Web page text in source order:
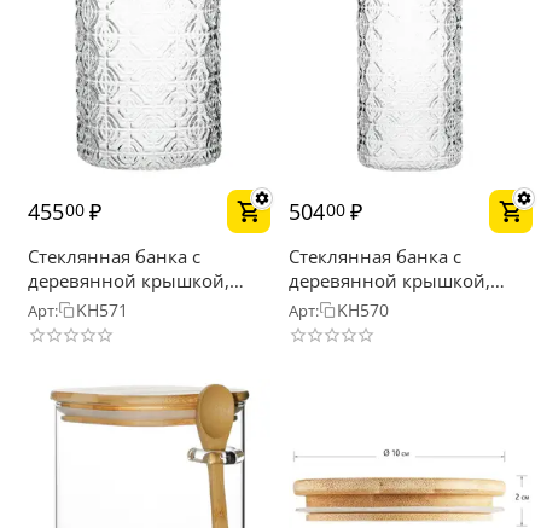
45500 ₽
Стеклянная банка с
деревянной крышкой,
рельефное стекло, 600мл
Арт: KH571
50400 ₽
Стеклянная банка с
деревянной крышкой,
рельефное стекло, 900мл
Арт: KH570